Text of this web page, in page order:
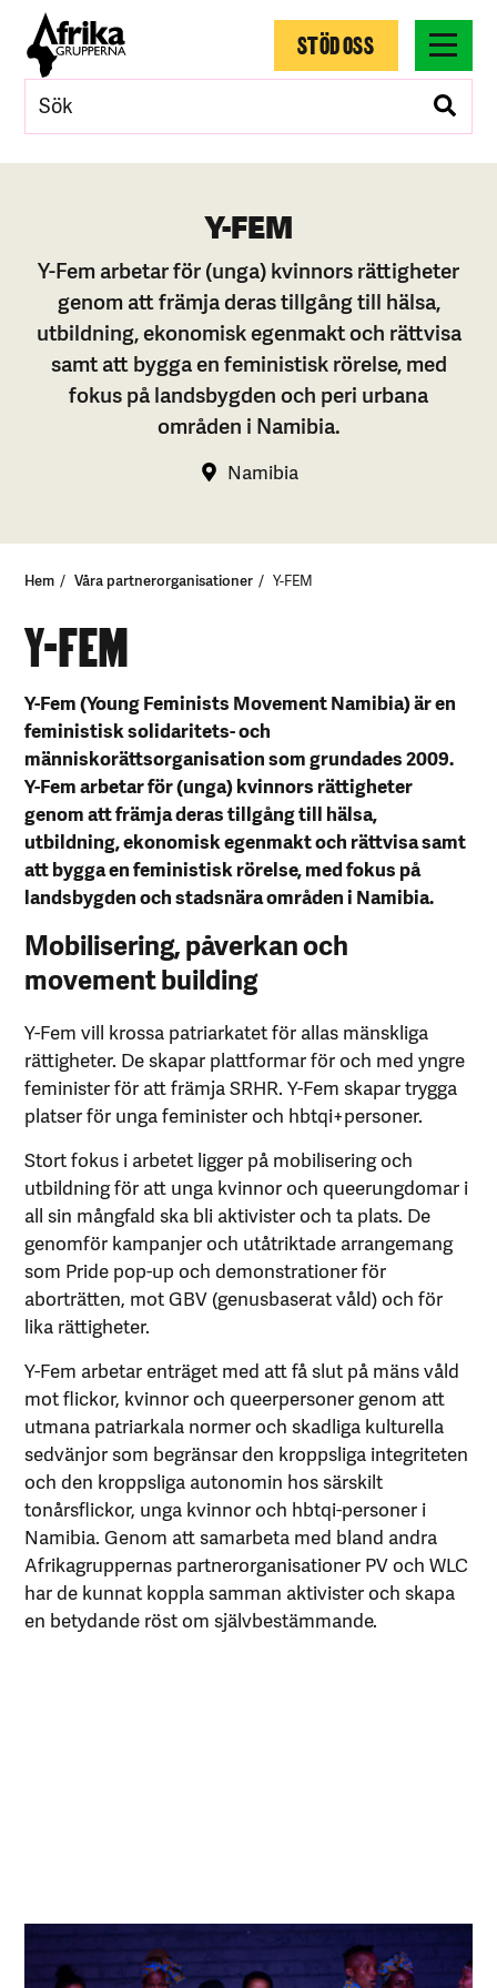
STÖD OSS
Y-FEM
Y-Fem arbetar för (unga) kvinnors rättigheter
genom att främja deras tillgång till hälsa,
utbildning, ekonomisk egenmakt och rättvisa
samt att bygga en feministisk rörelse, med
fokus på landsbygden och peri urbana
områden i Namibia.
Namibia
Hem Våra partnerorganisationer Y-FEM
Y-FEM
Y-Fem (Young Feminists Movement Namibia) är en
feministisk solidaritets- och
människorättsorganisation som grundades 2009.
Y-Fem arbetar för (unga) kvinnors rättigheter
genom att främja deras tillgång till hälsa,
utbildning, ekonomisk egenmakt och rättvisa samt
att bygga en feministisk rörelse, med fokus på
landsbygden och stadsnära områden i Namibia.
Mobilisering, påverkan och
movement building
Y-Fem vill krossa patriarkatet för allas mänskliga
rättigheter. De skapar plattformar för och med yngre
feminister för att främja SRHR. Y-Fem skapar trygga
platser för unga feminister och hbtqi+personer.
Stort fokus i arbetet ligger på mobilisering och
utbildning för att unga kvinnor och queerungdomar i
all sin mångfald ska bli aktivister och ta plats. De
genomför kampanjer och utåtriktade arrangemang
som Pride pop-up och demonstrationer för
aborträtten, mot GBV (genusbaserat våld) och för
lika rättigheter.
Y-Fem arbetar enträget med att få slut på mäns våld
mot flickor, kvinnor och queerpersoner genom att
utmana patriarkala normer och skadliga kulturella
sedvänjor som begränsar den kroppsliga integriteten
och den kroppsliga autonomin hos särskilt
tonårsflickor, unga kvinnor och hbtqi-personer i
Namibia. Genom att samarbeta med bland andra
Afrikagruppernas partnerorganisationer PV och WLC
har de kunnat koppla samman aktivister och skapa
en betydande röst om självbestämmande.